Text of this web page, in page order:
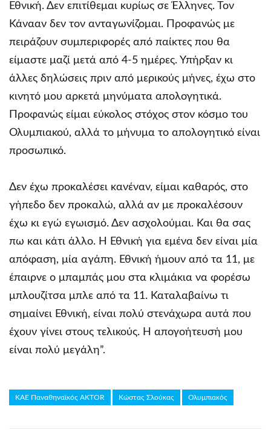
Εθνική. Δεν επιτίθεμαι κυρίως σε Έλληνες. Τον
Κάνααν δεν τον ανταγωνίζομαι. Προφανώς με
πειράζουν συμπεριφορές από παίκτες που θα
είμαστε μαζί μετά από 4-5 ημέρες. Υπήρξαν κι
άλλες δηλώσεις πριν από μερικούς μήνες, έχω στο
κινητό μου αρκετά μηνύματα απολογητικά.
Προφανώς είμαι εύκολος στόχος στον κόσμο του
Ολυμπιακού, αλλά το μήνυμα το απολογητικό είναι
προσωπικό.
Δεν έχω προκαλέσει κανέναν, είμαι καθαρός, στο
γήπεδο δεν προκαλώ, αλλά αν με προκαλέσουν
έχω κι εγώ εγωισμό. Δεν ασχολούμαι. Και θα σας
πω και κάτι άλλο. Η Εθνική για εμένα δεν είναι μία
απόφαση, μία αγάπη. Εθνική ήμουν από τα 11, με
έπαιρνε ο μπαμπάς μου στα κλιμάκια να φορέσω
μπλουζίτσα μπλε από τα 11. Καταλαβαίνω τι
σημαίνει Εθνική, είναι πολύ στενάχωρα αυτά που
έχουν γίνει στους τελικούς. Η απογοήτευσή μου
είναι πολύ μεγάλη”.
ΚΑΕ Παναθηναϊκός AKTOR Κώστας Σλούκας Ολυμπιακός